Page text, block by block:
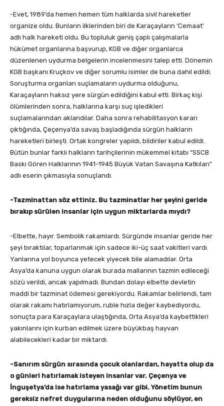
-Evet, 1989’da hemen hemen tüm halklarda sivil hareketler
organize oldu. Bunların ilklerinden biri de Karaçayların ‘Cemaat’
adlı halk hareketi oldu. Bu topluluk geniş çaplı çalışmalarla
hükümet organlarına başvurup, KGB ve diğer organlarca
düzenlenen uydurma belgelerin incelenmesini talep etti. Dönemin
KGB başkanı Kruçkov ve diğer sorumlu isimler de buna dahil edildi.
Soruşturma organları suçlamaların uydurma olduğunu,
Karaçayların haksız yere sürgün edildiğini kabul etti. Birkaç kişi
ölümlerinden sonra, halklarına karşı suç işledikleri
suçlamalarından aklandılar. Daha sonra rehabilitasyon kararı
çıktığında, Çeçenya’da savaş başladığında sürgün halkların
hareketleri birleşti. Ortak kongreler yapıldı, bildiriler kabul edildi.
Bütün bunlar farklı halkların tarihçilerinin mükemmel kitabı “SSCB
Baskı Gören Halklarının 1941-1945 Büyük Vatan Savaşına Katkıları”
adlı eserin çıkmasıyla sonuçlandı.
-Tazminattan söz ettiniz. Bu tazminatlar her şeyini geride
bırakıp sürülen insanlar için uygun miktarlarda mıydı?
-Elbette, hayır. Sembolik rakamlardı. Sürgünde insanlar geride her
şeyi bıraktılar, toparlanmak için sadece iki-üç saat vakitleri vardı.
Yanlarına yol boyunca yetecek yiyecek bile alamadılar. Orta
Asya’da kanuna uygun olarak burada mallarının tazmin edileceği
sözü verildi, ancak yapılmadı. Bundan dolayı elbette devletin
maddi bir tazminat ödemesi gerekiyordu. Rakamlar belirlendi, tam
olarak rakamı hatırlamıyorum, ruble hızla değer kaybediyordu,
sonuçta para Karaçaylara ulaştığında, Orta Asya’da kaybettikleri
yakınlarını için kurban edilmek üzere büyükbaş hayvan
alabilecekleri kadar bir miktardı.
-Sanırım sürgün sırasında çocuk olanlardan, hayatta olup da
o günleri hatırlamak isteyen insanlar var. Çeçenya ve
İnguşetya’da ise hatırlama yasağı var gibi. Yönetim bunun
gereksiz nefret duygularına neden olduğunu söylüyor, en